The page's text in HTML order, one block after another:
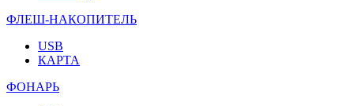
ФЛЕШ-НАКОПИТЕЛЬ
USB
КАРТА
ФОНАРЬ